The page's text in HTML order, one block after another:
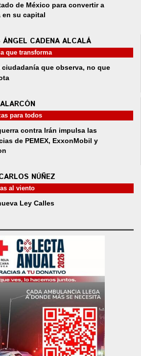
de México para convertir a
en su capital
ÁNGEL CADENA ALCALÁ
que transforma
ciudadanía que observa, no que
para todos
contra Irán impulsa las
de PEMEX, ExxonMobil y
NÚÑEZ
al viento
Ley Calles